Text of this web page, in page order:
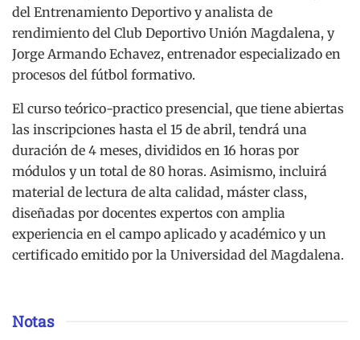
del Entrenamiento Deportivo y analista de
rendimiento del Club Deportivo Unión Magdalena, y
Jorge Armando Echavez, entrenador especializado en
procesos del fútbol formativo.
El curso teórico-practico presencial, que tiene abiertas
las inscripciones hasta el 15 de abril, tendrá una
duración de 4 meses, divididos en 16 horas por
módulos y un total de 80 horas. Asimismo, incluirá
material de lectura de alta calidad, máster class,
diseñadas por docentes expertos con amplia
experiencia en el campo aplicado y académico y un
certificado emitido por la Universidad del Magdalena.
Notas